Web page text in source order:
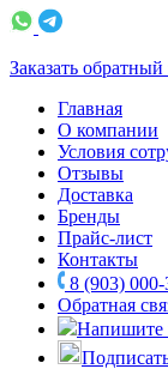
Заказать
Главная
О компании
Условия
Отзывы
Доставка
Бренды
Прайс-лист
Контакты
8 (903)
Обратная
Напишите